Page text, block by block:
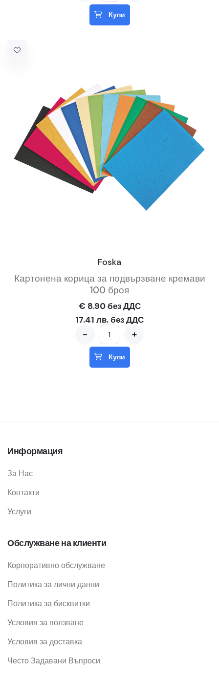
Купи
Foska
Картонена корица за подвързване кремави
100 броя
€ 8.90 без ДДС
17.41 лв. без ДДС
- +
Купи
Информация
За Нас
Контакти
Услуги
Обслужване на клиенти
Корпоративно обслужване
Политика за лични данни
Политика за бисквитки
Условия за ползване
Условия за доставка
Често Задавани Въпроси